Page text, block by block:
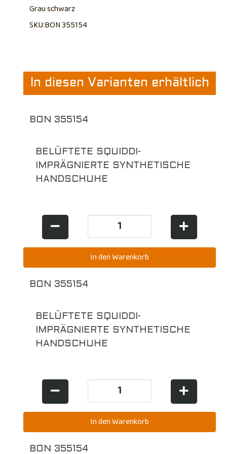
Grau schwarz
SKU:BON 355154
In diesen Varianten erhältlich
BON 355154
BELÜFTETE SQUIDDI-
IMPRÄGNIERTE SYNTHETISCHE
HANDSCHUHE
BON 355154
BELÜFTETE SQUIDDI-
IMPRÄGNIERTE SYNTHETISCHE
HANDSCHUHE
BON 355154